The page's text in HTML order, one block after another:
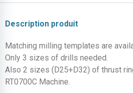
Description produit
Matching milling templates are
Only 3 sizes of drills needed.
Also 2 sizes (D25+D32) of thrust
RT0700C Machine.